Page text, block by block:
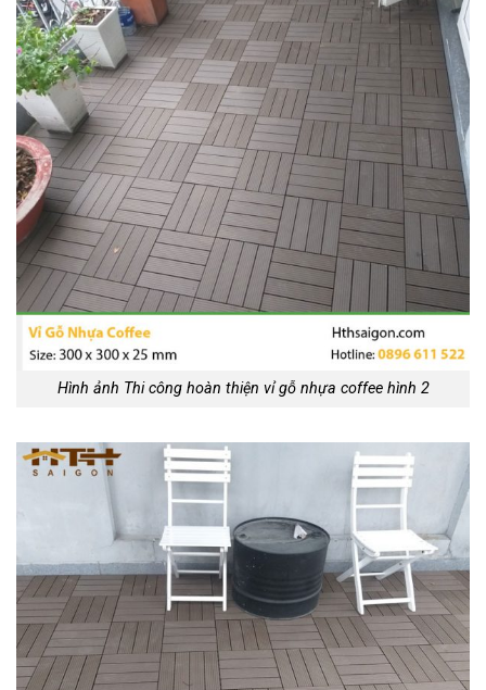
Hình ảnh Thi công hoàn thiện vỉ gỗ nhựa coffee hình 2